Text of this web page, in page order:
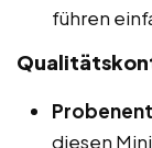
führen
diesen